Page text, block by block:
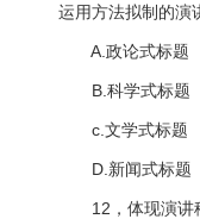
运用方法拟制的演
A.政论式标题
B.科学式标题
c.文学式标题
D.新闻式标题
12，体现演讲稿